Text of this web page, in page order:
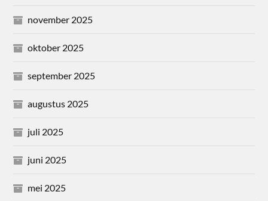
november 2025
oktober 2025
september 2025
augustus 2025
juli 2025
juni 2025
mei 2025